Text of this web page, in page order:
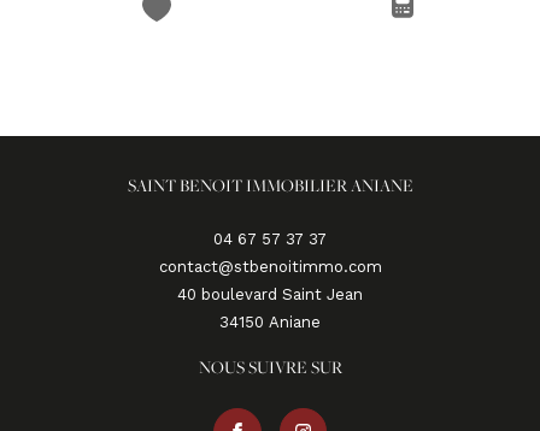
SAINT BENOIT IMMOBILIER ANIANE
04 67 57 37 37
contact@stbenoitimmo.com
40 boulevard Saint Jean
34150
aniane
NOUS SUIVRE SUR